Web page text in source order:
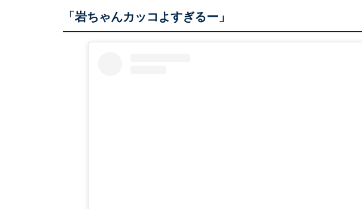
「岩ちゃんカッコよすぎるー」